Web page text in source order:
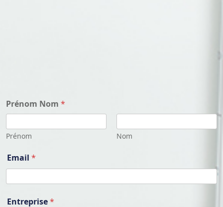
Prénom Nom *
Prénom Nom
Email *
Entreprise*